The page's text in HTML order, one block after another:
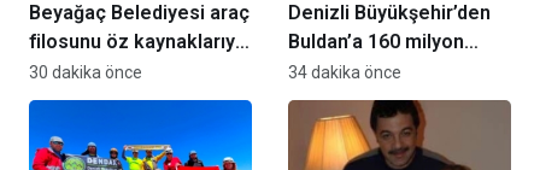
Beyağaç Belediyesi araç
filosunu öz kaynaklarıyla
güçlendiriyor
30 dakika önce
Denizli Büyükşehir’den
Buldan’a 160 milyon
TL’lik dev yatırım
hamlesi
34 dakika önce